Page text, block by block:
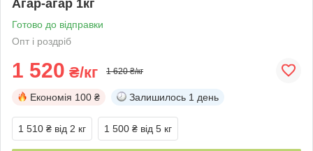
Агар-агар 1кг
Готово до відправки
Опт і роздріб
1 520 ₴/кг 1 620 ₴/кг
Економія 100 ₴ Залишилось 1 день
1 510 ₴ від 2 кг 1 500 ₴ від 5 кг